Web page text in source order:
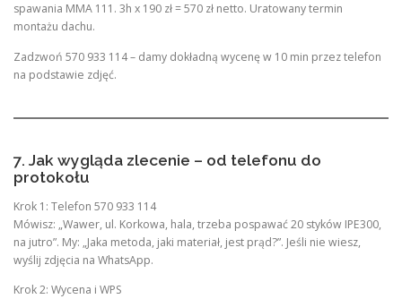
spawania MMA 111. 3h x 190 zł = 570 zł netto. Uratowany termin
montażu dachu.
Zadzwoń 570 933 114 – damy dokładną wycenę w 10 min przez telefon
na podstawie zdjęć.
7. Jak wygląda zlecenie – od telefonu do
protokołu
Krok 1: Telefon 570 933 114
Mówisz: „Wawer, ul. Korkowa, hala, trzeba pospawać 20 styków IPE300,
na jutro”. My: „Jaka metoda, jaki materiał, jest prąd?”. Jeśli nie wiesz,
wyślij zdjęcia na WhatsApp.
Krok 2: Wycena i WPS